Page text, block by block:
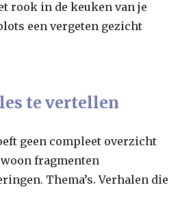
rook in de keuken van je
een vergeten gezicht
te vertellen
geen compleet overzicht
fragmenten
Thema’s. Verhalen die